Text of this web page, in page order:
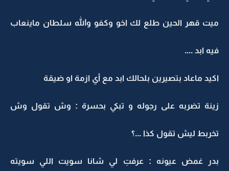
ميت قهر الحين طلع لك اخو وكفو والله سلطان ماينعاب
فيه ابد ....
اكيد ماعاد بتصيرين بلحالك ابد مع أي ازمة او ضيقة
زينة تضربه على رجوله و تبكي بحسرة : وش تقول وش
تخربط ليش تقول كذا ...؟
بدر غمض عيونه : عرفتِ لي شانا سويت اللي سويته